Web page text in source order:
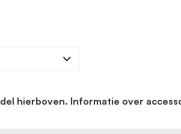
hierboven. Informatie over